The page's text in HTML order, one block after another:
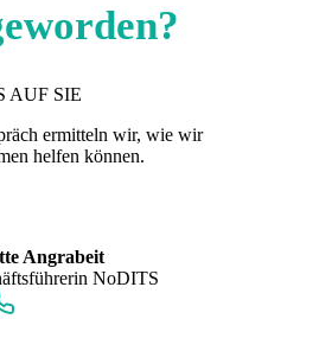
AUF SIE
ermitteln wir, wie wir
helfen können.
Angrabeit
NoDITS